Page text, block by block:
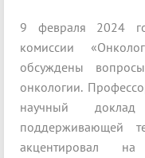
9 февраля 2024
комиссии
обсуждены
онкологии.
научный доклад
поддерживающей
акцентировал на